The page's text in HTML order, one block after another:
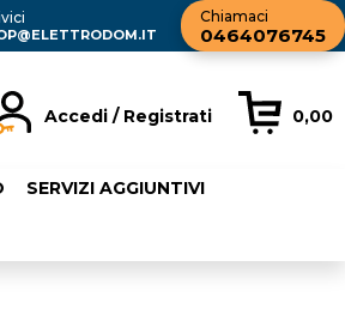
Chiamaci
0464076745
Accedi / Registrati
"Registrati"
0,00
SERVIZI AGGIUNTIVI